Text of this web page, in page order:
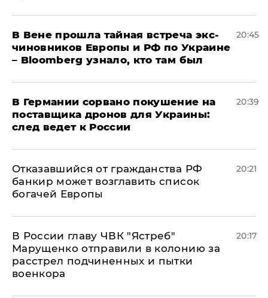
В Вене прошла тайная встреча экс-
чиновников Европы и РФ по Украине
– Bloomberg узнало, кто там был
20:45
​В Германии сорвано покушение на
поставщика дронов для Украины:
след ведет к России
20:39
Отказавшийся от гражданства РФ
банкир может возглавить список
богачей Европы
20:21
В России главу ЧВК "Ястреб"
Марущенко отправили в колонию за
расстрел подчиненных и пытки
военкора
20:17